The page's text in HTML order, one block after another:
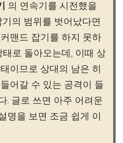
의 연속기를 시전했을
의 범위를 벗어났다면
맨드 잡기를 하지 못하
로 돌아오는데, 이때 상
이므로 상대의 남은 히
어갈 수 있는 공격이 들
. 글로 쓰면 아주 어려운
명을 보면 조금 쉽게 이